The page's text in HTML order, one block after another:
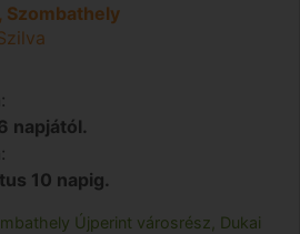
Szombathely
napjától.
10 napig.
Újperint városrész, Dukai